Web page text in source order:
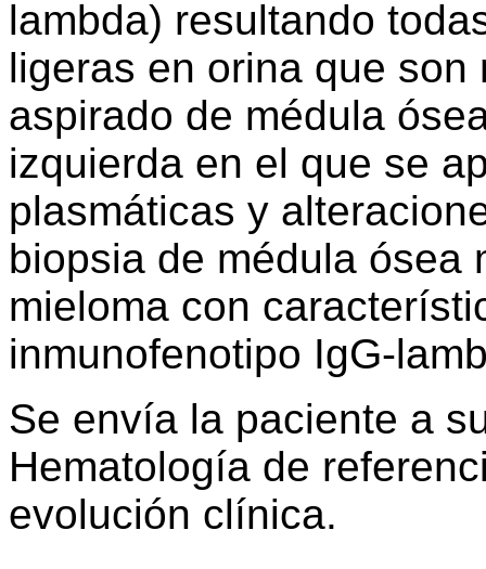
lambda) resultando
ligeras en orina que
aspirado de médula
izquierda en el que se
plasmáticas y
biopsia de médula ósea
mieloma con
inmunofenotipo IgG-
Se envía la paciente a
Hematología de
evolución clínica.